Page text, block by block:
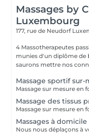
Massages by
Luxembourg
177, rue de Neudorf
4 Massotherapeutes
munies d'un diplôme de
saurons mettre nos
Massage sportif sur-
Massage des tissus
Massages à